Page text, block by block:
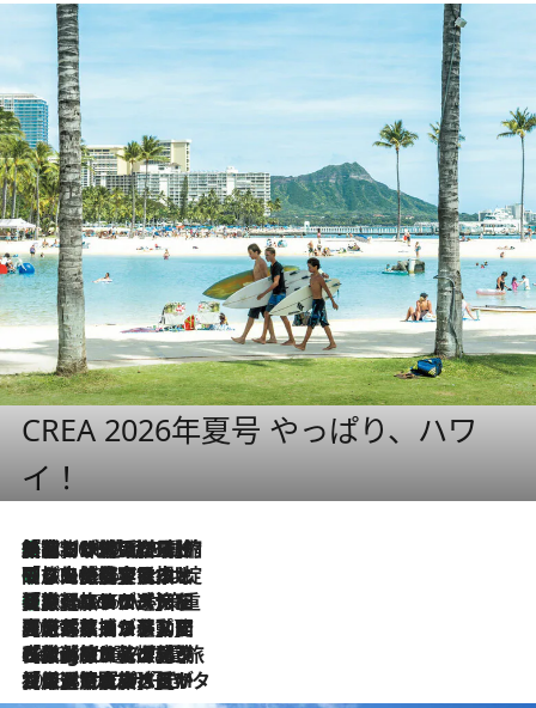
CREA 2026年夏号 やっぱり、ハワ
イ！
2026.8.6
「荷物が増えるほど旅ストレスは増す」美容ジャーナリストがたどり着いた最終結論。“化粧品を劇的に減らす”感動の凝縮美容とは
2026.8.6
「旅先には金髪ウィッグを持参」日本と同じメイクでは損してる!? 美容ジャーナリストが提案する“掟破りの旅美容”とは
2026.8.6
【厳選旅コスメ】「身軽さ＆UV対策重視！」ヘアアーティストshucoが選んだ夏旅ベストコスメを発表【Mサイズジップ】
2026.8.5
【厳選旅コスメ】国内をあちこち移動する河井菜摘が選んだ夏旅ベストコスメ発表！「リラックスアイテムはマスト」【Mサイズジップ】
2026.8.4
【厳選旅コスメ】「紫外線＆乾燥対策しながらメイク感も！」ヘア＆メイクGeorgeが選んだ夏旅ベストコスメを発表！【Mサイズジップ】
2026.8.3
【厳選旅コスメ】「保湿もタイパ重視！」“サウナ好き”タレント清水みさとが愛用する夏旅ベストコスメを発表！【Mサイズジップ】